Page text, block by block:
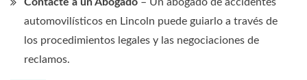
Contacte a un Abogado – Un abogado de accidentes
automovilísticos en Lincoln puede guiarlo a través de
los procedimientos legales y las negociaciones de
reclamos.